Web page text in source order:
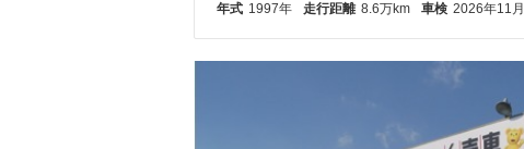
年式 1997年 走行距離 8.6万km 車検 2026年11月